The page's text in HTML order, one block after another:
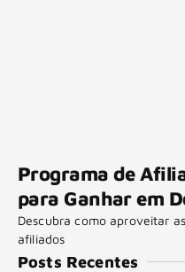
Programa de
para Ganhar em
Descubra como aproveitar
afiliados
Posts Recentes